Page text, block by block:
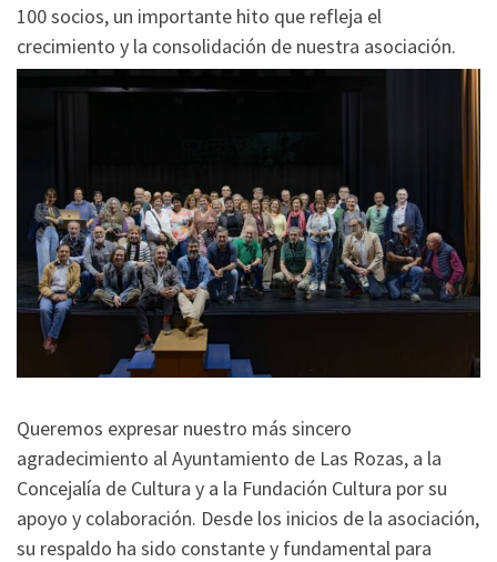
100 socios, un importante hito que refleja el
crecimiento y la consolidación de nuestra asociación.
Queremos expresar nuestro más sincero
agradecimiento al Ayuntamiento de Las Rozas, a la
Concejalía de Cultura y a la Fundación Cultura por su
apoyo y colaboración. Desde los inicios de la asociación,
su respaldo ha sido constante y fundamental para